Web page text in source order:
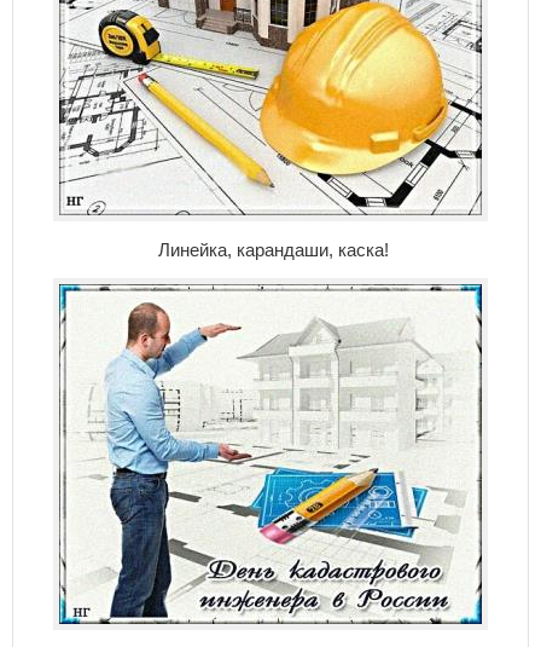
Линейка, карандаши, каска!